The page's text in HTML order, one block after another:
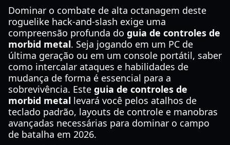
Dominar o combate de alta octanagem deste
roguelike hack-and-slash exige uma
compreensão profunda do guia de controles de
morbid metal. Seja jogando em um PC de
última geração ou em um console portátil, saber
como intercalar ataques e habilidades de
mudança de forma é essencial para a
sobrevivência. Este guia de controles de
morbid metal levará você pelos atalhos de
teclado padrão, layouts de controle e manobras
avançadas necessárias para dominar o campo
de batalha em 2026.